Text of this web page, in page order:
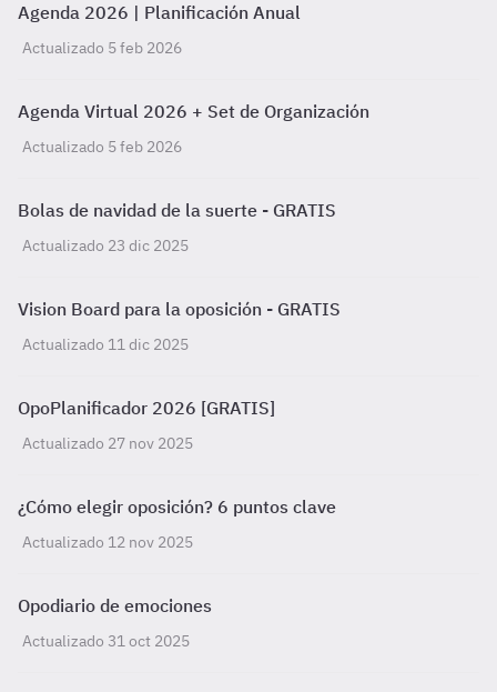
Agenda 2026 | Planificación Anual
Actualizado 5 feb 2026
Agenda Virtual 2026 + Set de Organización
Actualizado 5 feb 2026
Bolas de navidad de la suerte - GRATIS
Actualizado 23 dic 2025
Vision Board para la oposición - GRATIS
Actualizado 11 dic 2025
OpoPlanificador 2026 [GRATIS]
Actualizado 27 nov 2025
¿Cómo elegir oposición? 6 puntos clave
Actualizado 12 nov 2025
Opodiario de emociones
Actualizado 31 oct 2025